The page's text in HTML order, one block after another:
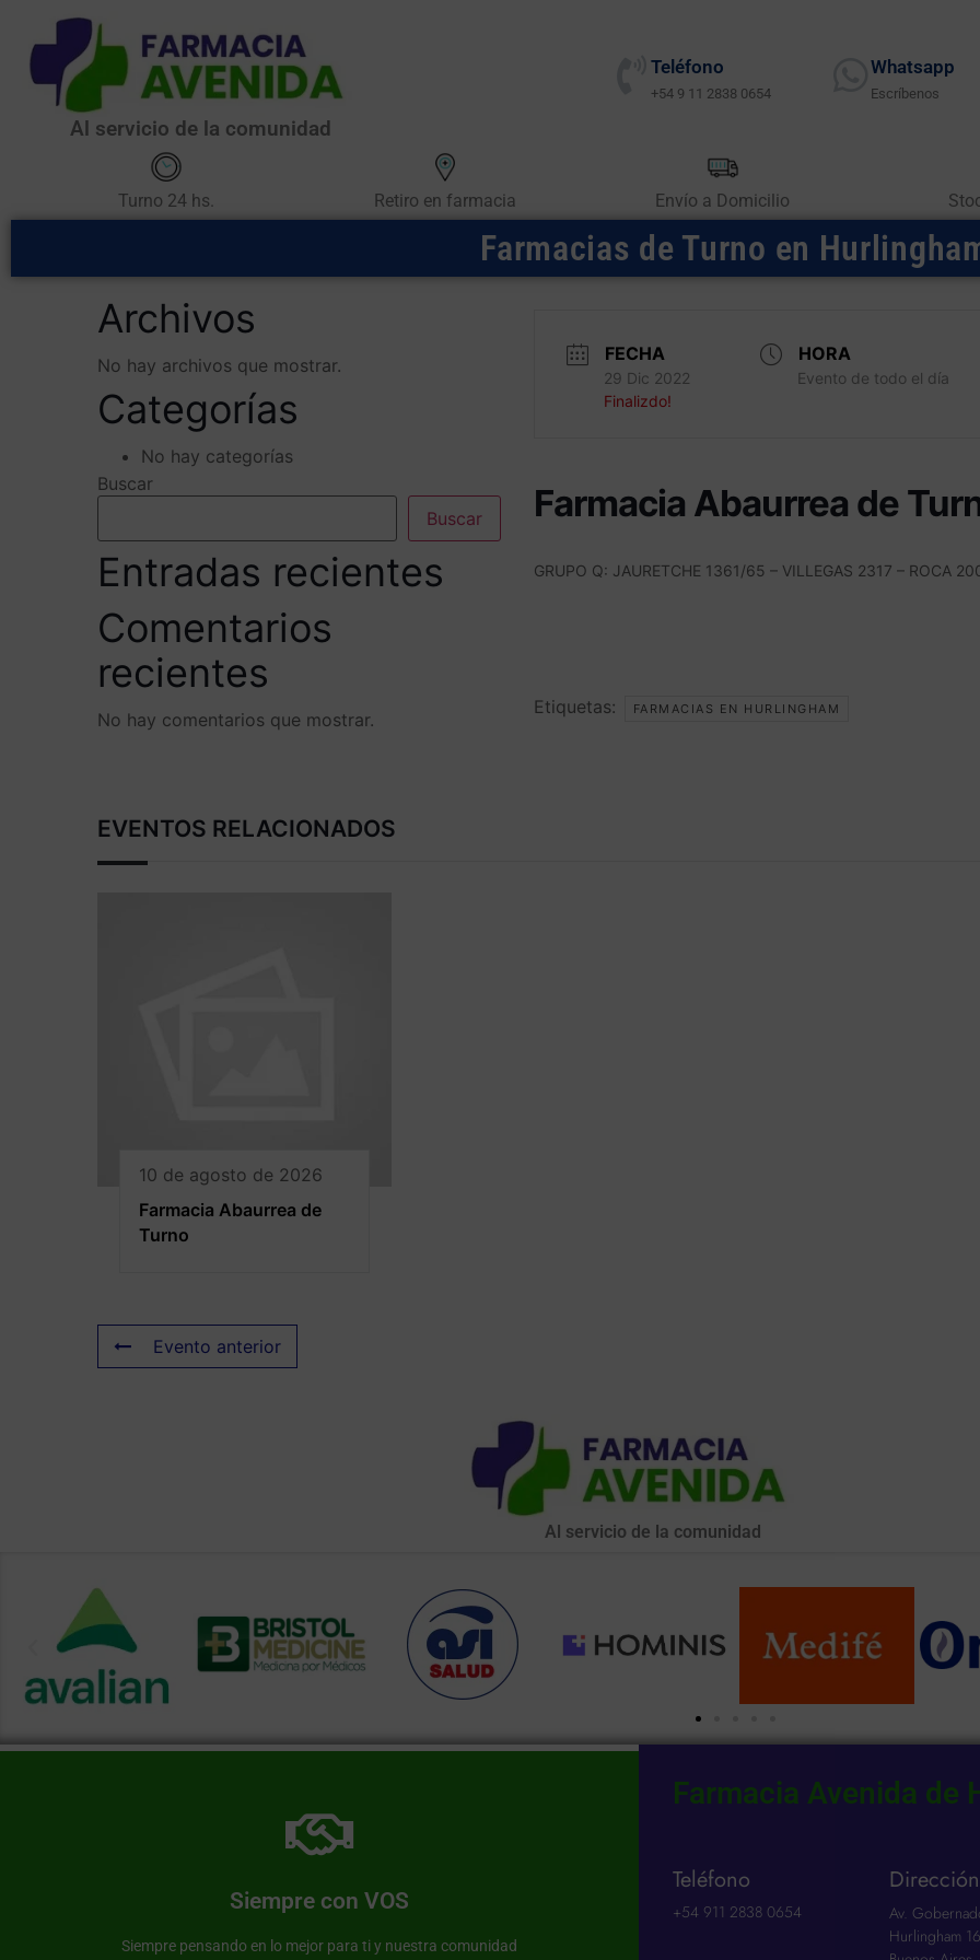
Al servicio de la comunidad
Teléfono
+54 9 11 2838 0654
Whatsapp
Escríbenos
Turno 24 hs. Retiro en farmacia Envío a Domicilio
Farmacias de Turno en
Archivos
No hay archivos que mostrar.
Categorías
No hay categorías
Buscar
Buscar
Entradas recientes
Comentarios
recientes
No hay comentarios que mostrar.
FECHA
29 Dic 2022
Finalizdo!
HORA
Evento de todo el día
Farmacia Abaurrea de
GRUPO Q: JAURETCHE 1361/65 – VILLEGAS 2317 – ROCA
Etiquetas: FARMACIAS EN HURLINGHAM
EVENTOS RELACIONADOS
10 de agosto de 2026
Farmacia Abaurrea de
Turno
Evento anterior
Al servicio de la comunidad
Siempre con VOS
Siempre pensando en lo mejor para ti y nuestra comunidad
Farmacia Avenida
Somos una farmacia al servicio de nuestra comunidad
Más información de nuestra farmacia
Farmacia Avenida de
Teléfono
+54 911 2838 0654​
Dirección
Av.
Hurlingham